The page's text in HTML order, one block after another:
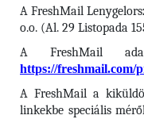
A FreshMail
o.o. (Al. 29 Listopada
A FreshMail
https://freshmail.com/
A FreshMail a
linkekbe speciális